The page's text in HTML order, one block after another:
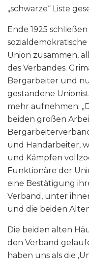
„schwarze“ Liste
Ende 1925
Union zusammen,
des Verbandes.
Bergarbeiter und
gestandene
mehr aufnehmen:
beiden großen
und Handarbeiter,
und Kämpfen
Funktionäre der
eine Bestätigung
Verband, unter
und die beiden
Die beiden alten
den Verband
haben uns als die